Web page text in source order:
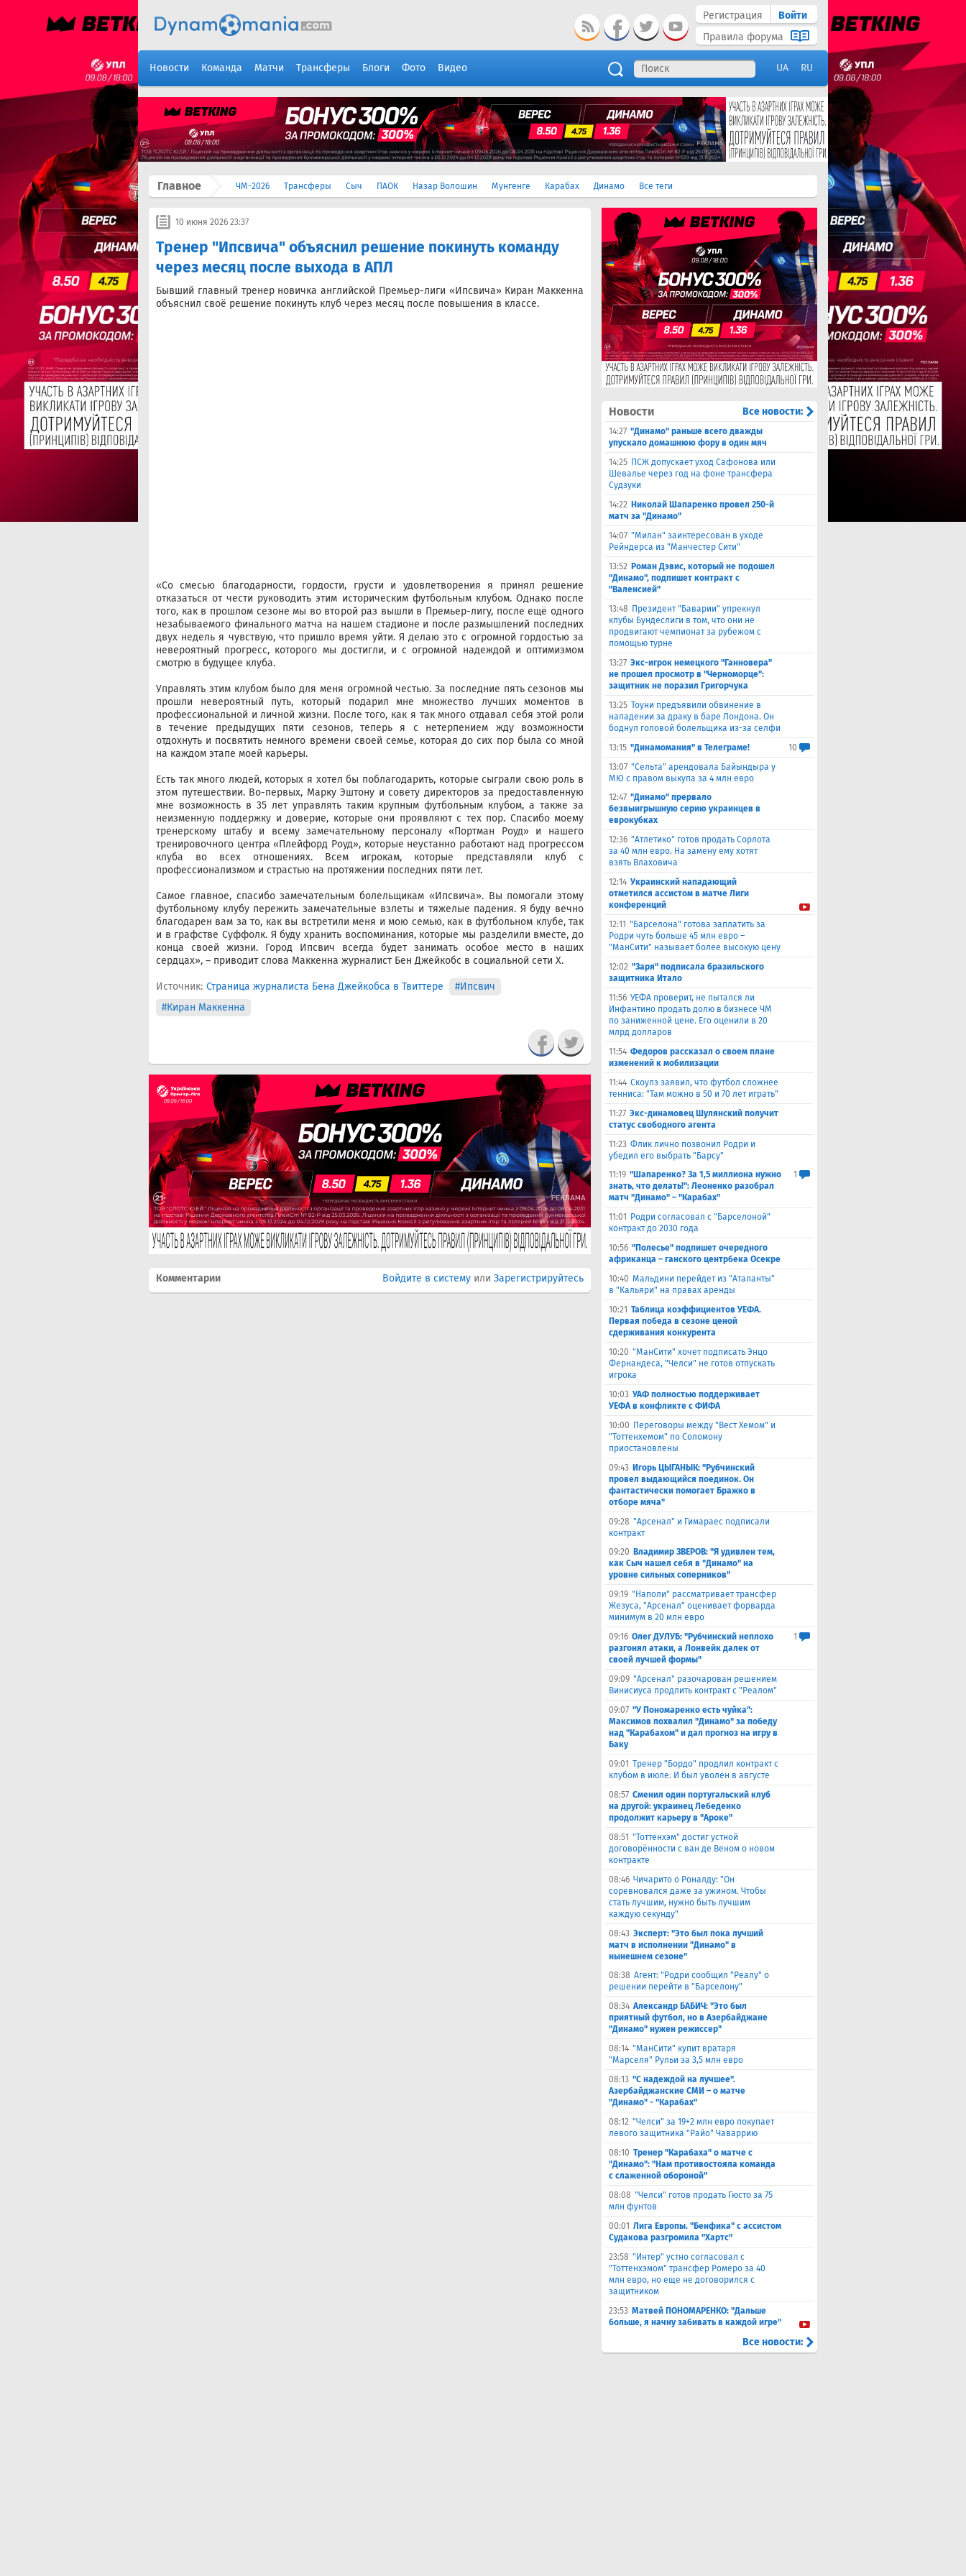
Регистрация
Войти
Правила форума
Новости Команда Матчи Трансферы Блоги Фото Видео UA RU
Главное ЧМ-2026 Трансферы Сыч ПАОК Назар Волошин Мунгенге Карабах Динамо Все теги
10 июня 2026 23:37
Тренер "Ипсвича" объяснил решение покинуть команду
через месяц после выхода в АПЛ
Бывший главный тренер новичка английской Премьер-лиги «Ипсвича» Киран Маккенна
объяснил своё решение покинуть клуб через месяц после повышения в классе.
«Со смесью благодарности, гордости, грусти и удовлетворения я принял решение
отказаться от чести руководить этим историческим футбольным клубом. Однако после
того, как в прошлом сезоне мы во второй раз вышли в Премьер-лигу, после ещё одного
незабываемого финального матча на нашем стадионе и после размышлений последних
двух недель я чувствую, что пришло время уйти. Я делаю это с огромной гордостью за
невероятный прогресс, которого мы достигли, и с огромной надеждой и оптимизмом
смотрю в будущее клуба.
Управлять этим клубом было для меня огромной честью. За последние пять сезонов мы
прошли невероятный путь, который подарил мне множество лучших моментов в
профессиональной и личной жизни. После того, как я так много отдавал себя этой роли
в течение предыдущих пяти сезонов, теперь я с нетерпением жду возможности
отдохнуть и посвятить немного времени своей семье, которая до сих пор была со мной
на каждом этапе моей карьеры.
Есть так много людей, которых я хотел бы поблагодарить, которые сыграли свою роль в
этом путешествии. Во-первых, Марку Эштону и совету директоров за предоставленную
мне возможность в 35 лет управлять таким крупным футбольным клубом, а также за
неизменную поддержку и доверие, которые они проявляют с тех пор. Спасибо моему
тренерскому штабу и всему замечательному персоналу «Портман Роуд» и нашего
тренировочного центра «Плейфорд Роуд», которые неустанно работают над прогрессом
клуба во всех отношениях. Всем игрокам, которые представляли клуб с
профессионализмом и страстью на протяжении последних пяти лет.
Самое главное, спасибо замечательным болельщикам «Ипсвича». Вы помогали этому
футбольному клубу пережить замечательные взлеты и тяжелые падения. Я буду вечно
благодарен вам за то, как вы встретили меня и мою семью, как в футбольном клубе, так
и в графстве Суффолк. Я буду хранить воспоминания, которые мы разделили вместе, до
конца своей жизни. Город Ипсвич всегда будет занимать особое место в наших
сердцах», – приводит слова Маккенна журналист Бен Джейкобс в социальной сети X.
Источник: Страница журналиста Бена Джейкобса в Твиттере
#Ипсвич
#Киран Маккенна
Комментарии Войдите в систему или Зарегистрируйтесь
Новости Все новости:
14:27 "Динамо" раньше всего дважды
упускало домашнюю фору в один мяч
14:25 ПСЖ допускает уход Сафонова или
Шевалье через год на фоне трансфера
Судзуки
14:22 Николай Шапаренко провел 250-й
матч за "Динамо"
14:07 "Милан" заинтересован в уходе
Рейндерса из "Манчестер Сити"
13:52 Роман Дэвис, который не подошел
"Динамо", подпишет контракт с
"Валенсией"
13:48 Президент "Баварии" упрекнул
клубы Бундеслиги в том, что они не
продвигают чемпионат за рубежом с
помощью турне
13:27 Экс-игрок немецкого "Ганновера"
не прошел просмотр в "Черноморце":
защитник не поразил Григорчука
13:25 Тоуни предъявили обвинение в
нападении за драку в баре Лондона. Он
боднул головой болельщика из-за селфи
13:15 "Динамомания" в Телеграме!
10
13:07 "Сельта" арендовала Байындыра у
МЮ с правом выкупа за 4 млн евро
12:47 "Динамо" прервало
безвыигрышную серию украинцев в
еврокубках
12:36 "Атлетико" готов продать Сорлота
за 40 млн евро. На замену ему хотят
взять Влаховича
12:14 Украинский нападающий
отметился ассистом в матче Лиги
конференций
12:11 "Барселона" готова заплатить за
Родри чуть больше 45 млн евро –
"МанСити" называет более высокую цену
12:02 "Заря" подписала бразильского
защитника Итало
11:56 УЕФА проверит, не пытался ли
Инфантино продать долю в бизнесе ЧМ
по заниженной цене. Его оценили в 20
млрд долларов
11:54 Федоров рассказал о своем плане
изменений к мобилизации
11:44 Скоулз заявил, что футбол сложнее
тенниса: "Там можно в 50 и 70 лет играть"
11:27 Экс-динамовец Шулянский получит
статус свободного агента
11:23 Флик лично позвонил Родри и
убедил его выбрать "Барсу"
11:19 "Шапаренко? За 1,5 миллиона нужно
знать, что делать!": Леоненко разобрал
матч "Динамо" – "Карабах"
1
11:01
Родри согласовал с "Барселоной"
контракт до 2030 года
10:56 "Полесье" подпишет очередного
африканца – ганского центрбека Осекре
10:40 Мальдини перейдет из "Аталанты"
в "Кальяри" на правах аренды
10:21 Таблица коэффициентов УЕФА.
Первая победа в сезоне ценой
сдерживания конкурента
10:20 "МанСити" хочет подписать Энцо
Фернандеса, "Челси" не готов отпускать
игрока
10:03 УАФ полностью поддерживает
УЕФА в конфликте с ФИФА
10:00 Переговоры между "Вест Хемом" и
"Тоттенхемом" по Соломону
приостановлены
09:43 Игорь ЦЫГАНЫК: "Рубчинский
провел выдающийся поединок. Он
фантастически помогает Бражко в
отборе мяча"
09:28 ​"Арсенал" и Гимараес подписали
контракт
09:20 Владимир ЗВЕРОВ: "Я удивлен тем,
как Сыч нашел себя в "Динамо" на
уровне сильных соперников"
09:19 "Наполи" рассматривает трансфер
Жезуса, "Арсенал" оценивает форварда
минимум в 20 млн евро
09:16 Олег ДУЛУБ: "Рубчинский неплохо
разгонял атаки, а Лонвейк далек от
своей лучшей формы"
1
09:09 "Арсенал" разочарован решением
Винисиуса продлить контракт с "Реалом"
09:07 "У Пономаренко есть чуйка":
Максимов похвалил "Динамо" за победу
над "Карабахом" и дал прогноз на игру в
Баку
09:01 Тренер "Бордо" продлил контракт с
клубом в июле. И был уволен в августе
08:57 Сменил один португальский клуб
на другой: украинец Лебеденко
продолжит карьеру в "Ароке"
08:51 "Тоттенхэм" достиг устной
договорённости с ван де Веном о новом
контракте
08:46 Чичарито о Роналду: "Он
соревновался даже за ужином. Чтобы
стать лучшим, нужно быть лучшим
каждую секунду"
08:43 Эксперт: "Это был пока лучший
матч в исполнении "Динамо" в
нынешнем сезоне"
08:38 Агент: "Родри сообщил "Реалу" о
решении перейти в "Барселону"
08:34 Александр БАБИЧ: "Это был
приятный футбол, но в Азербайджане
"Динамо" нужен режиссер"
08:14 "МанСити" купит вратаря
"Марселя" Рульи за 3,5 млн евро
08:13 "С надеждой на лучшее".
Азербайджанские СМИ – о матче
"Динамо" - "Карабах"
08:12 "Челси" за 19+2 млн евро покупает
левого защитника "Райо" Чаваррию
08:10 Тренер "Карабаха" о матче с
"Динамо": "Нам противостояла команда
с слаженной обороной"
08:08 "Челси" готов продать Гюсто за 75
млн фунтов
00:01 Лига Европы. "Бенфика" с ассистом
Судакова разгромила "Хартс"
23:58 "Интер" устно согласовал с
"Тоттенхэмом" трансфер Ромеро за 40
млн евро, но еще не договорился с
защитником
23:53 Матвей ПОНОМАРЕНКО: "Дальше
больше, я начну забивать в каждой игре"
Все новости: